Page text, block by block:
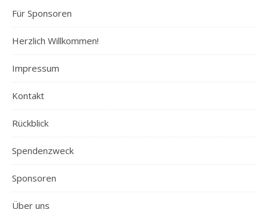
Für Sponsoren
Herzlich Willkommen!
Impressum
Kontakt
Rückblick
Spendenzweck
Sponsoren
Über uns